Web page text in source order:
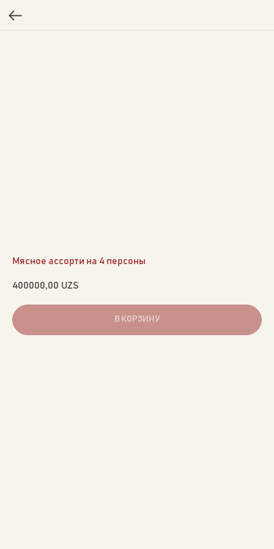
Мясное ассорти на 4 персоны
400000,00 UZS
В КОРЗИНУ